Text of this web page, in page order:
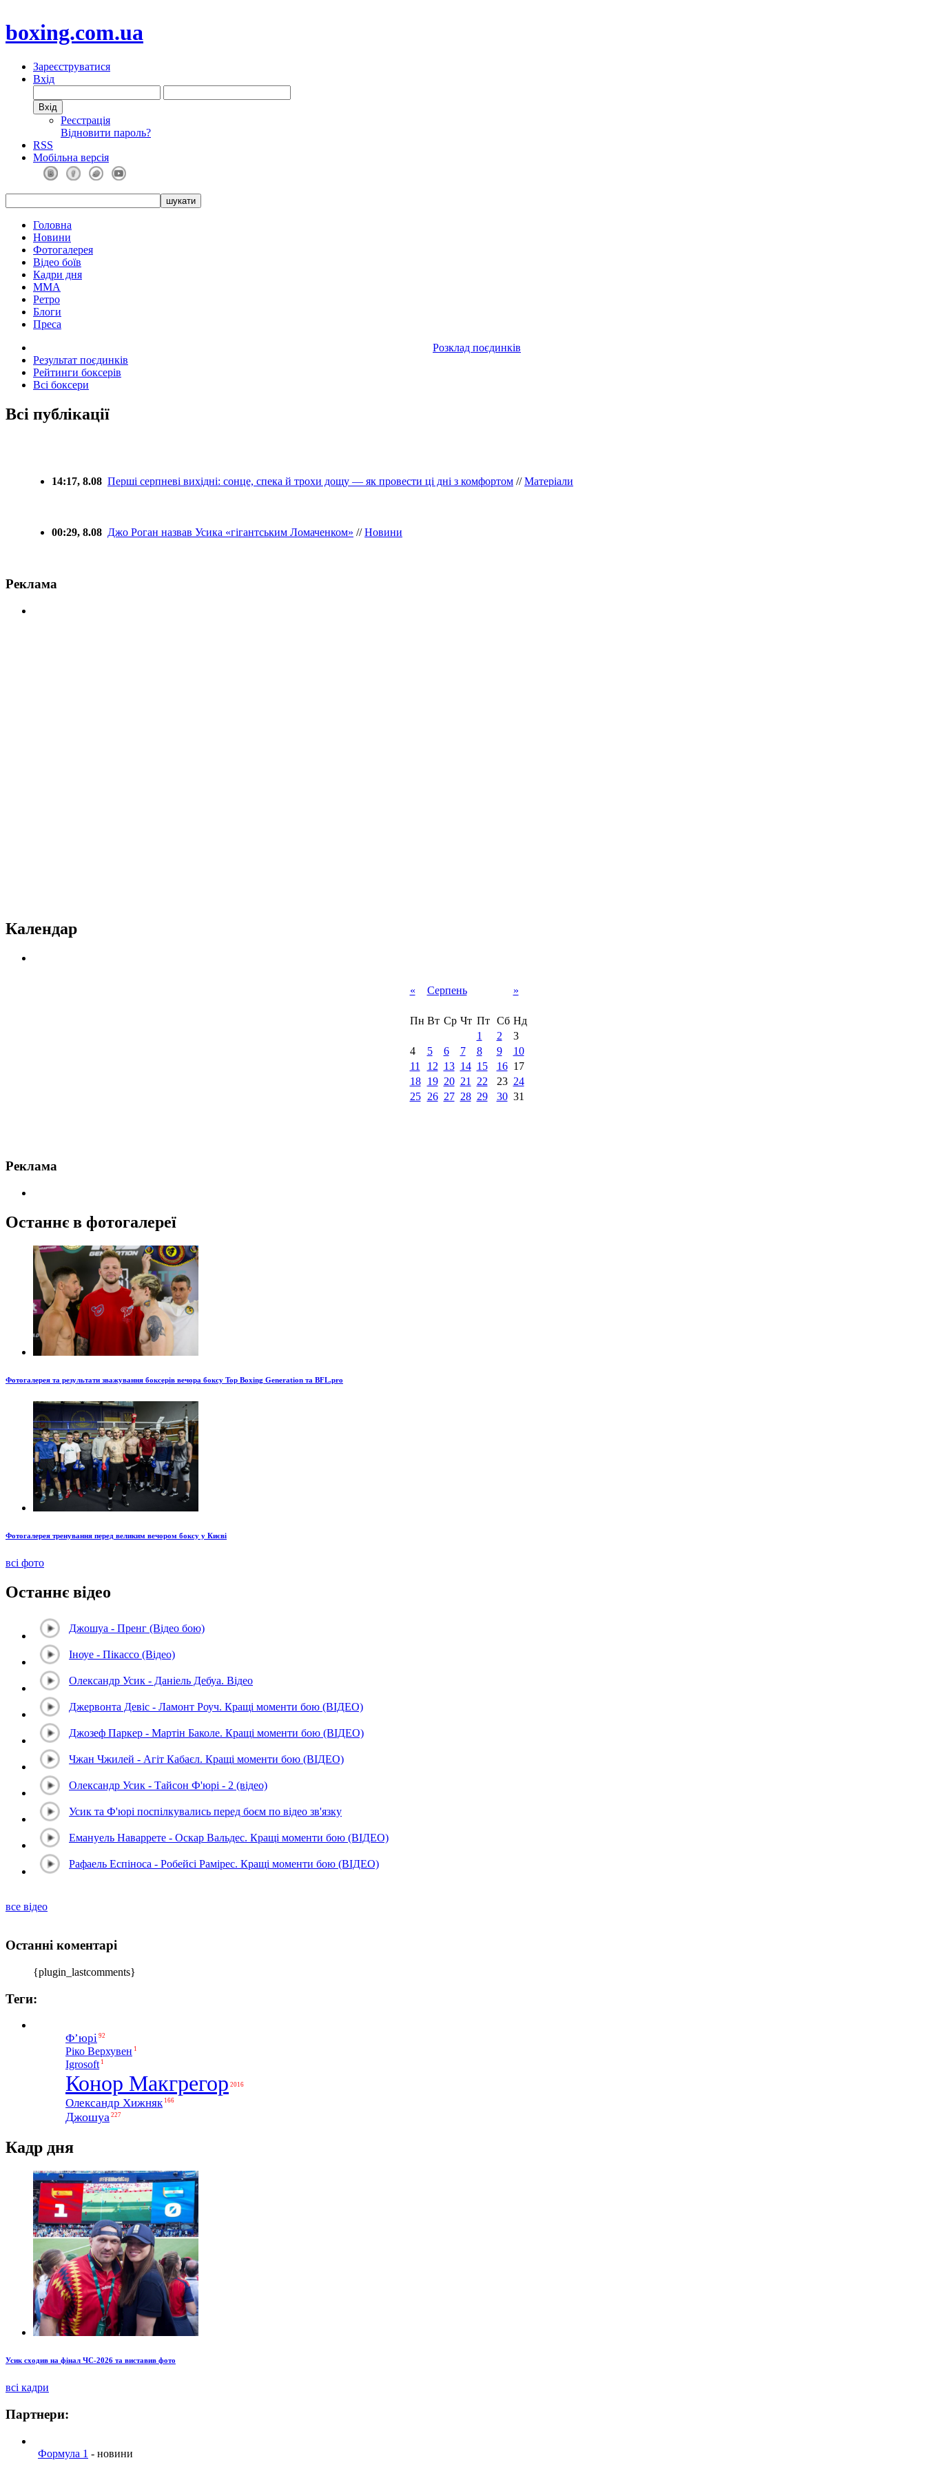
boxing.com.ua
Зареєструватися
Вхід
Реєстрація
Відновити пароль?
RSS
Мобільна версія
Головна
Новини
Фотогалерея
Відео боїв
Кадри дня
ММА
Ретро
Блоги
Преса
Розклад поєдинків
Результат поєдинків
Рейтинги боксерів
Всі боксери
Всі публікації
14:17, 8.08 Перші серпневі вихідні: сонце, спека й трохи дощу — як провести ці дні з комфортом //Матеріали
00:29, 8.08 Джо Роган назвав Усика «гігантським Ломаченком» //Новини
Реклама
Календар
« Серпень »
Пн Вт Ср Чт Пт Сб Нд
1
2
3
4
5 6 7 8 9
10
11
12 13 14 15 16 17
18
19 20 21 22 23 24
25
26 27 28 29 30 31
Реклама
Останнє в фотогалереї
Фотогалерея та результати зважування боксерів вечора боксу Top Boxing Generation та BFL.pro
Фотогалерея тренування перед великим вечором боксу у Києві
всі фото
Останнє відео
Джошуа - Пренг (Відео бою)
Іноуе - Пікассо (Відео)
Олександр Усик - Даніель Дебуа. Відео
Джервонта Девіс - Ламонт Роуч. Кращі моменти бою (ВІДЕО)
Джозеф Паркер - Мартін Баколе. Кращі моменти бою (ВІДЕО)
Чжан Чжилей - Агіт Кабаєл. Кращі моменти бою (ВІДЕО)
Олександр Усик - Тайсон Ф'юрі - 2 (відео)
Усик та Ф'юрі поспілкувались перед боєм по відео зв'язку
Емануель Наваррете - Оскар Вальдес. Кращі моменти бою (ВІДЕО)
Рафаель Еспіноса - Робейсі Рамірес. Кращі моменти бою (ВІДЕО)
все відео
Останні коментарі
{plugin_lastcomments}
Теги:
Ф’юрі 92
Ріко Верхувен 1
Igrosoft 1
Конор Макгрегор 2016
Олександр Хижняк 166
Джошуа 227
Кадр дня
Усик сходив на фінал ЧС-2026 та виставив фото
всі кадри
Партнери:
Формула 1 - новини